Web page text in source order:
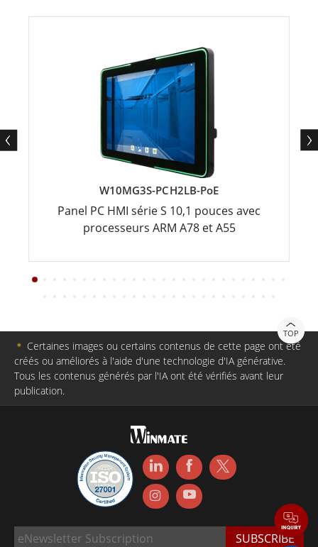
W10MG3S-PCH2LB-PoE
Panel PC HMI série S 10,1 pouces avec
processeurs ARM A78 et A55
TOP
＊ Certaines images ou certains contenus de cette page ont été
créés ou améliorés à l'aide d'une technologie d'IA générative.
Tous les contenus générés par l'IA ont été vérifiés avant leur
publication.